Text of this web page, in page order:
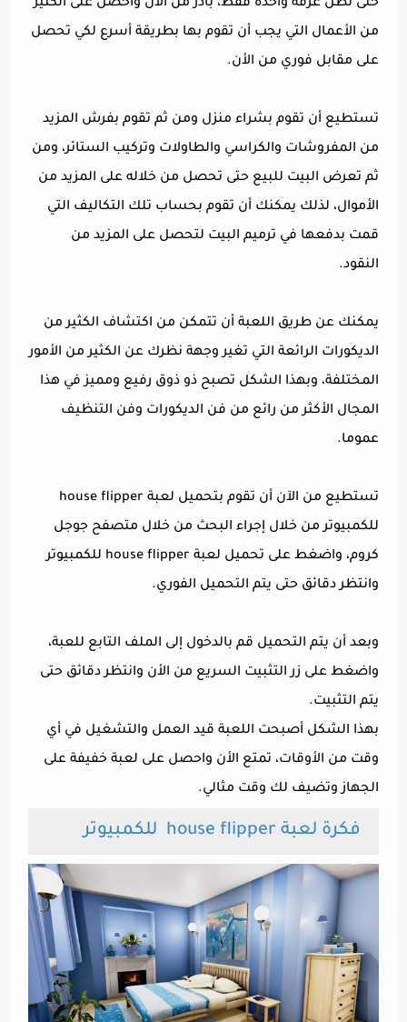
حتى تظل غرفة واحدة فقط، بادر من الأن واحصل على الكثير
من الأعمال التي يجب أن تقوم بها بطريقة أسرع لكي تحصل
على مقابل فوري من الأن.
تستطيع أن تقوم بشراء منزل ومن ثم تقوم بفرش المزيد
من المفروشات والكراسي والطاولات وتركيب الستائر، ومن
ثم تعرض البيت للبيع حتى تحصل من خلاله على المزيد من
الأموال، لذلك يمكنك أن تقوم بحساب تلك التكاليف التي
قمت بدفعها في ترميم البيت لتحصل على المزيد من
النقود.
يمكنك عن طريق اللعبة أن تتمكن من اكتشاف الكثير من
الديكورات الرائعة التي تغير وجهة نظرك عن الكثير من الأمور
المختلفة، وبهذا الشكل تصبح ذو ذوق رفيع ومميز في هذا
المجال الأكثر من رائع من فن الديكورات وفن التنظيف
عموما.
تستطيع من الآن أن تقوم بتحميل لعبة house flipper
للكمبيوتر من خلال إجراء البحث من خلال متصفح جوجل
كروم، واضغط على تحميل لعبة house flipper للكمبيوتر
وانتظر دقائق حتى يتم التحميل الفوري.
وبعد أن يتم التحميل قم بالدخول إلى الملف التابع للعبة،
واضغط على زر التثبيت السريع من الأن وانتظر دقائق حتى
يتم التثبيت.
بهذا الشكل أصبحت اللعبة قيد العمل والتشغيل في أي
وقت من الأوقات، تمتع الأن واحصل على لعبة خفيفة على
الجهاز وتضيف لك وقت مثالي.
فكرة لعبة house flipper للكمبيوتر